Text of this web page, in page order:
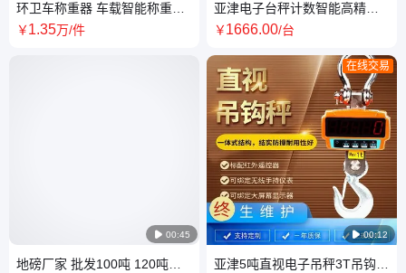
环卫车称重器 车载智能称重系
统 垃圾转运场用
￥1.35万/件
 00:45
地磅厂家 批发100吨 120吨防
亚津电子台秤计数智能高精度
不锈钢带打印快递秤工业仓库
￥1666.00/台
 00:12
在线交易
亚津5吨直视电子吊秤3T吊钩秤